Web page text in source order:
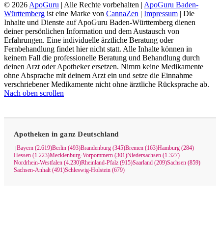
© 2026 ApoGuru | Alle Rechte vorbehalten | ApoGuru Baden-
Württemberg ist eine Marke von CannaZen | Impressum | Die
Inhalte und Dienste auf ApoGuru Baden-Württemberg dienen
deiner persönlichen Information und dem Austausch von
Erfahrungen. Eine individuelle ärztliche Beratung oder
Fernbehandlung findet hier nicht statt. Alle Inhalte können in
keinem Fall die professionelle Beratung und Behandlung durch
deinen Arzt oder Apotheker ersetzen. Nimm keine Medikamente
ohne Absprache mit deinem Arzt ein und setze die Einnahme
verschriebener Medikamente nicht ohne ärztliche Rücksprache ab.
Nach oben scrollen
Apotheken in ganz Deutschland
Bayern (2.619)Berlin (493)Brandenburg (345)Bremen (163)Hamburg (284)
Hessen (1.223)Mecklenburg-Vorpommern (301)Niedersachsen (1.327)
Nordrhein-Westfalen (4.230)Rheinland-Pfalz (915)Saarland (209)Sachsen (859)
Sachsen-Anhalt (491)Schleswig-Holstein (679)